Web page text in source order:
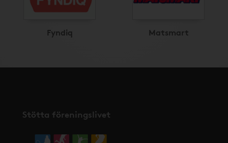
Fyndiq Matsmart
Stötta föreningslivet